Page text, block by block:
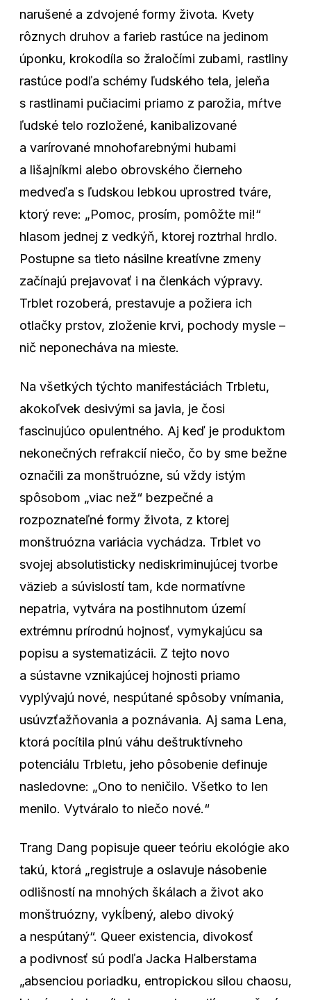
narušené a zdvojené formy života. Kvety
rôznych druhov a farieb rastúce na jedinom
úponku, krokodíla so žraločími zubami, rastliny
rastúce podľa schémy ľudského tela, jeleňa
s rastlinami pučiacimi priamo z parožia, mŕtve
ľudské telo rozložené, kanibalizované
a varírované mnohofarebnými hubami
a lišajníkmi alebo obrovského čierneho
medveďa s ľudskou lebkou uprostred tváre,
ktorý reve: „Pomoc, prosím, pomôžte mi!“
hlasom jednej z vedkýň, ktorej roztrhal hrdlo.
Postupne sa tieto násilne kreatívne zmeny
začínajú prejavovať i na členkách výpravy.
Trblet rozoberá, prestavuje a požiera ich
otlačky prstov, zloženie krvi, pochody mysle –
nič neponecháva na mieste.
Na všetkých týchto manifestáciách Trbletu,
akokoľvek desivými sa javia, je čosi
fascinujúco opulentného. Aj keď je produktom
nekonečných refrakcií niečo, čo by sme bežne
označili za monštruózne, sú vždy istým
spôsobom „viac než“ bezpečné a
rozpoznateľné formy života, z ktorej
monštruózna variácia vychádza. Trblet vo
svojej absolutisticky nediskriminujúcej tvorbe
väzieb a súvislostí tam, kde normatívne
nepatria, vytvára na postihnutom území
extrémnu prírodnú hojnosť, vymykajúcu sa
popisu a systematizácii. Z tejto novo
a sústavne vznikajúcej hojnosti priamo
vyplývajú nové, nespútané spôsoby vnímania,
usúvzťažňovania a poznávania. Aj sama Lena,
ktorá pocítila plnú váhu deštruktívneho
potenciálu Trbletu, jeho pôsobenie definuje
nasledovne: „Ono to neničilo. Všetko to len
menilo. Vytváralo to niečo nové.“
Trang Dang popisuje queer teóriu ekológie ako
takú, ktorá „registruje a oslavuje násobenie
odlišností na mnohých škálach a život ako
monštruózny, vykĺbený, alebo divoký
a nespútaný“. Queer existencia, divokosť
a podivnosť sú podľa Jacka Halberstama
„absenciou poriadku, entropickou silou chaosu,